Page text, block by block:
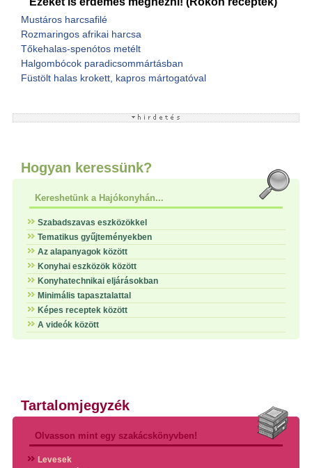
Mustáros harcsafilé
Rozmaringos afrikai harcsa
Tőkehalas-spenótos metélt
Halgombócok paradicsommártásban
Füstölt halas krokett, kapros mártogatóval
Hogyan keressünk?
Kereshetünk a Hajókonyhán...
Szabadszavas eszközökkel
Tematikus gyűjteményekben
Az alapanyagok között
Konyhai eszközök között
Konyhatechnikai eljárásokban
Minimális tapasztalattal
Képes receptek között
A videók között
Tartalomjegyzék
Olvasson mint egy szakácskönyvben!
Levesek